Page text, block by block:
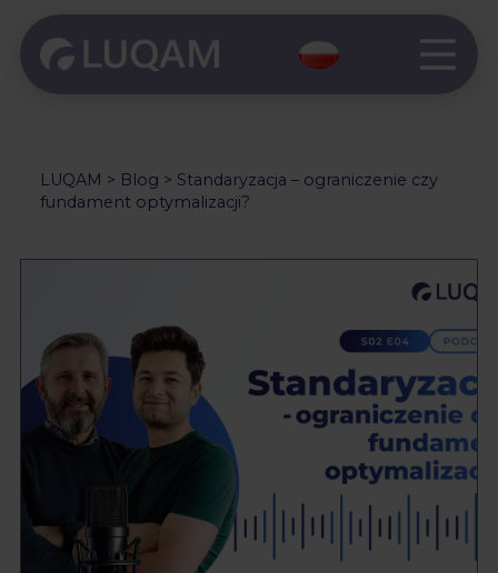
LUQAM > Blog > Standaryzacja – ograniczenie czy
fundament optymalizacji?